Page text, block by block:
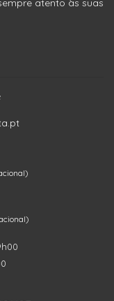
atento às suas